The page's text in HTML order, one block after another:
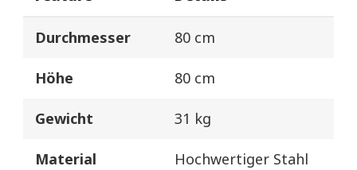
Durchmesser 80 cm
Höhe 80 cm
Gewicht 31 kg
Material Hochwertiger Stahl